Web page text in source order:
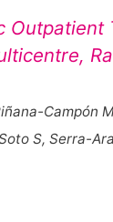
Campón
S, Serra-